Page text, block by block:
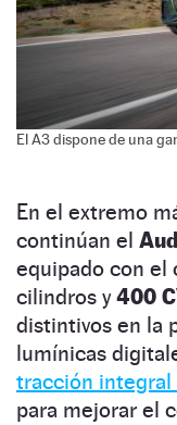
El A3 dispone de una
En el extremo
continúan el
equipado con el
cilindros y400
distintivos en la
lumínicas
tracción
para mejorar el